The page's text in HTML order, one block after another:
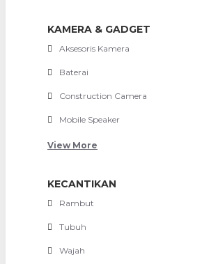
KAMERA & GADGET
Aksesoris Kamera
Baterai
Construction Camera
Mobile Speaker
View More
KECANTIKAN
Rambut
Tubuh
Wajah